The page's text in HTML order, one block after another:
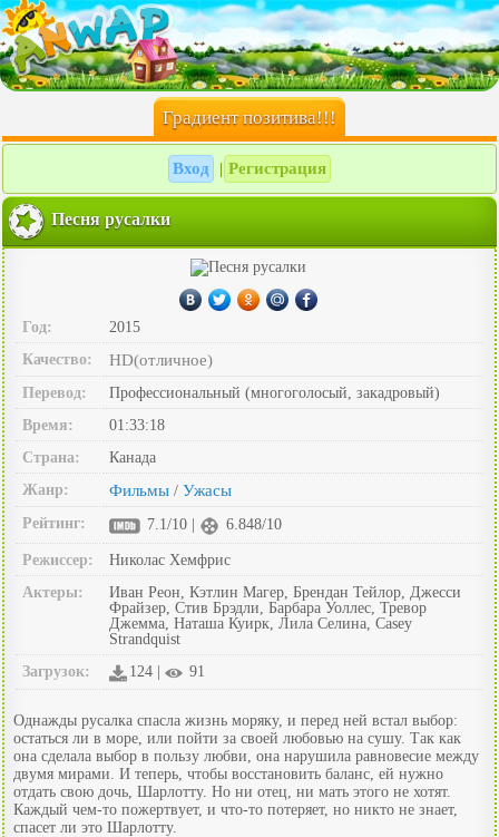
Градиент позитива!!!
Вход Регистрация
Песня русалки
Год:
2015
Качество:
HD(отличное)
Перевод:
Профессиональный (многоголосый, закадровый)
Время:
01:33:18
Страна:
Канада
Жанр:
Фильмы / Ужасы
Рейтинг: 7.1/10 | 6.848/10
Режиссер:
Николас Хемфрис
Актеры:
Иван Реон, Кэтлин Магер, Брендан Тейлор, Джесси
Фрайзер, Стив Брэдли, Барбара Уоллес, Тревор
Джемма, Наташа Куирк, Лила Селина, Casey
Strandquist
Загрузок:
124 | 91
Однажды русалка спасла жизнь моряку, и перед ней встал выбор:
остаться ли в море, или пойти за своей любовью на сушу. Так как
она сделала выбор в пользу любви, она нарушила равновесие между
двумя мирами. И теперь, чтобы восстановить баланс, ей нужно
отдать свою дочь, Шарлотту. Но ни отец, ни мать этого не хотят.
Каждый чем-то пожертвует, и что-то потеряет, но никто не знает,
спасет ли это Шарлотту.